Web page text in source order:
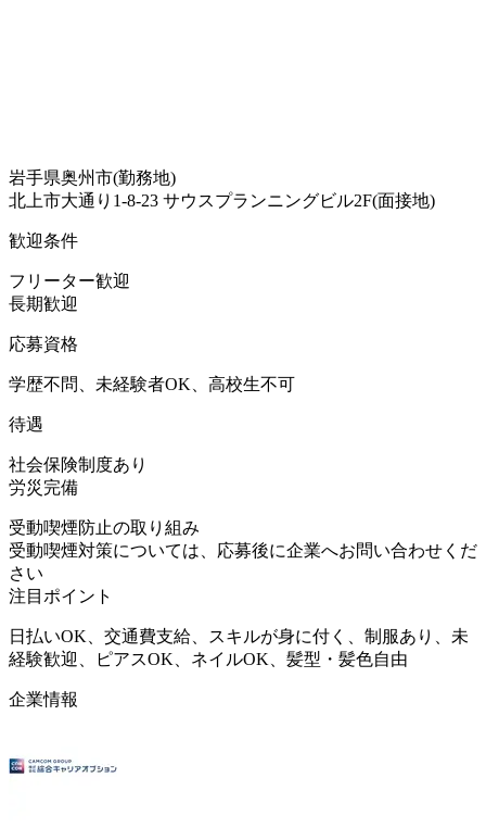
岩手県奥州市(勤務地)
北上市大通り1-8-23 サウスプランニングビル2F(面接地)
歓迎条件
フリーター歓迎
長期歓迎
応募資格
学歴不問、未経験者OK、高校生不可
待遇
社会保険制度あり
労災完備
受動喫煙防止の取り組み
受動喫煙対策については、応募後に企業へお問い合わせくだ
さい
注目ポイント
日払いOK、交通費支給、スキルが身に付く、制服あり、未
経験歓迎、ピアスOK、ネイルOK、髪型・髪色自由
企業情報